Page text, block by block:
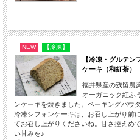
NEW 【冷凍】
【冷凍・グルテ
ケーキ（和紅茶）
福井県産の残留農
オーガニック紅ふ
ンケーキを焼きました。ベーキングパウ
冷凍シフォンケーキは、お召し上がり前
てお召し上がりくださいね。甘さ控えめ
い甘みを♪